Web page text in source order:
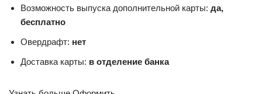
Возможность выпуска дополнительной карты: да,
бесплатно
Овердрафт: нет
Доставка карты: в отделение банка